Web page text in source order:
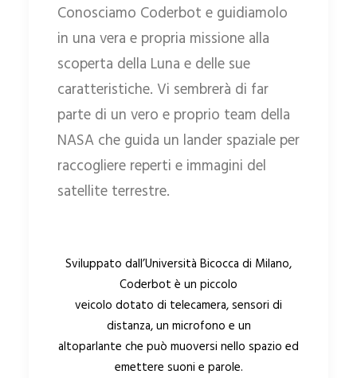
Conosciamo Coderbot e guidiamolo
in una vera e propria missione alla
scoperta della Luna e delle sue
caratteristiche. Vi sembrerà di far
parte di un vero e proprio team della
NASA che guida un lander spaziale per
raccogliere reperti e immagini del
satellite terrestre.
Sviluppato dall’Università Bicocca di Milano,
Coderbot è un piccolo
veicolo dotato di telecamera, sensori di
distanza, un microfono e un
altoparlante che può muoversi nello spazio ed
emettere suoni e parole.